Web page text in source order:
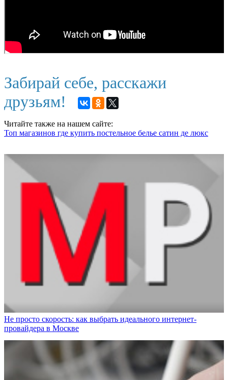
Забирай себе, расскажи
друзьям!
Читайте также на нашем сайте:
Топ магазинов где купить постельное белье сатин де люкс
Не просто скорость: как выбрать идеального интернет-
провайдера в Москве